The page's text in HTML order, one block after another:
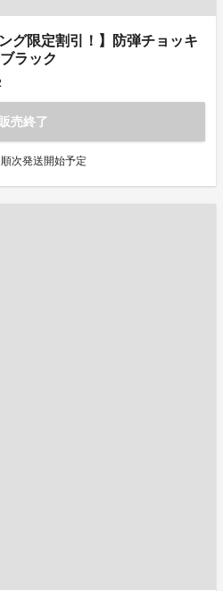
グ限定割引！】防弾チョッキ
ラック
販売終了
次発送開始予定